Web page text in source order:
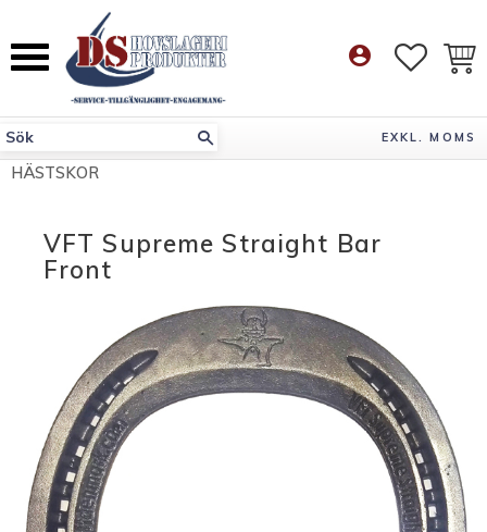
Meny account_circle
EXKL. MOMS
HÄSTSKOR
VFT Supreme Straight Bar
Front